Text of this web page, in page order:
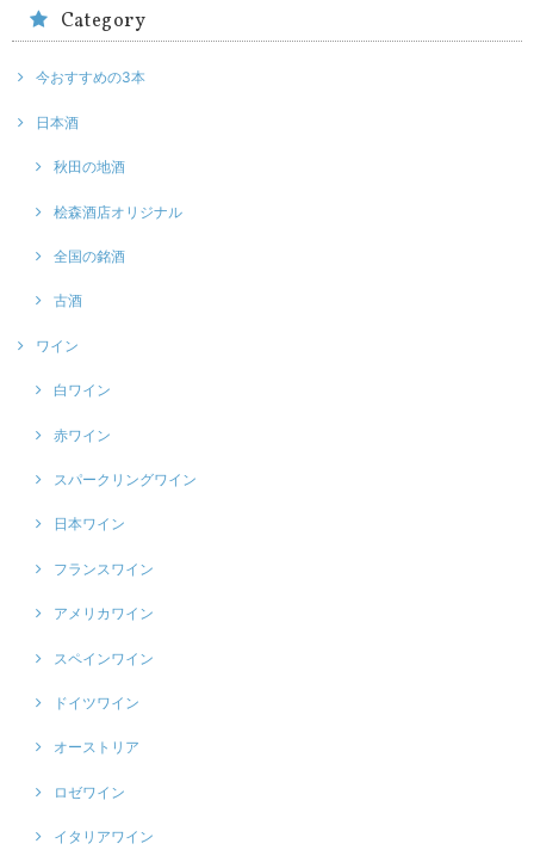
Category
今おすすめの3本
日本酒
秋田の地酒
桧森酒店オリジナル
全国の銘酒
古酒
ワイン
白ワイン
赤ワイン
スパークリングワイン
日本ワイン
フランスワイン
アメリカワイン
スペインワイン
ドイツワイン
オーストリア
ロゼワイン
イタリアワイン